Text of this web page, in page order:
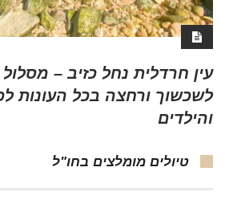
עין חרדלית נחל כזיב –
לשכשוך ורחצה בכל העונות
והילדים
טיולים מומלצים בחו"ל